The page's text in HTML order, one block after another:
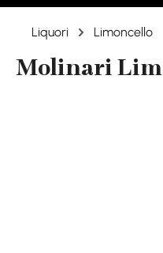
Liquori Limoncello
Molinari